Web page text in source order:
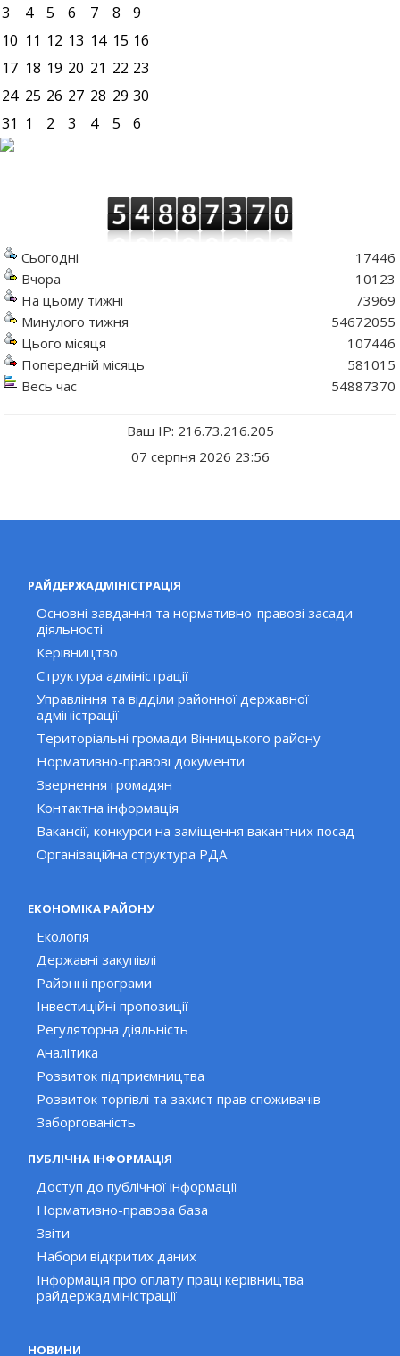
3
4 5 6 7 8
9
10 11 12 13 14 15 16
17 18 19 20 21 22 23
24 25 26 27 28 29 30
31 1 2 3 4 5 6
Сьогодні
Вчора
На цьому тижні
Минулого тижня
Цього місяця
Попередній місяць
Весь час
17446
10123
73969
54672055
107446
581015
54887370
Ваш IP: 216.73.216.205
07 серпня 2026 23:56
РАЙДЕРЖАДМІНІСТРАЦІЯ
Основні завдання та нормативно-правові засади
діяльності
Керівництво
Структура адміністрації
Управління та відділи районної державної
адміністрації
Територіальні громади Вінницького району
Нормативно-правові документи
Звернення громадян
Контактна інформація
Вакансії, конкурси на заміщення вакантних посад
Організаційна структура РДА
ЕКОНОМІКА РАЙОНУ
Екологія
Державні закупівлі
Районні програми
Інвестиційні пропозиції
Регуляторна діяльність
Аналітика
Розвиток підприємництва
Розвиток торгівлі та захист прав споживачів
Заборгованість
ПУБЛІЧНА ІНФОРМАЦІЯ
Доступ до публічної інформації
Нормативно-правова база
Звіти
Набори відкритих даних
Інформація про оплату праці керівництва
райдержадміністрації
НОВИНИ